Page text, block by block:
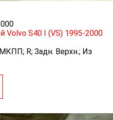
Volvo S40 I (VS) 1995-2000
R; Задн. Верхн.; Из